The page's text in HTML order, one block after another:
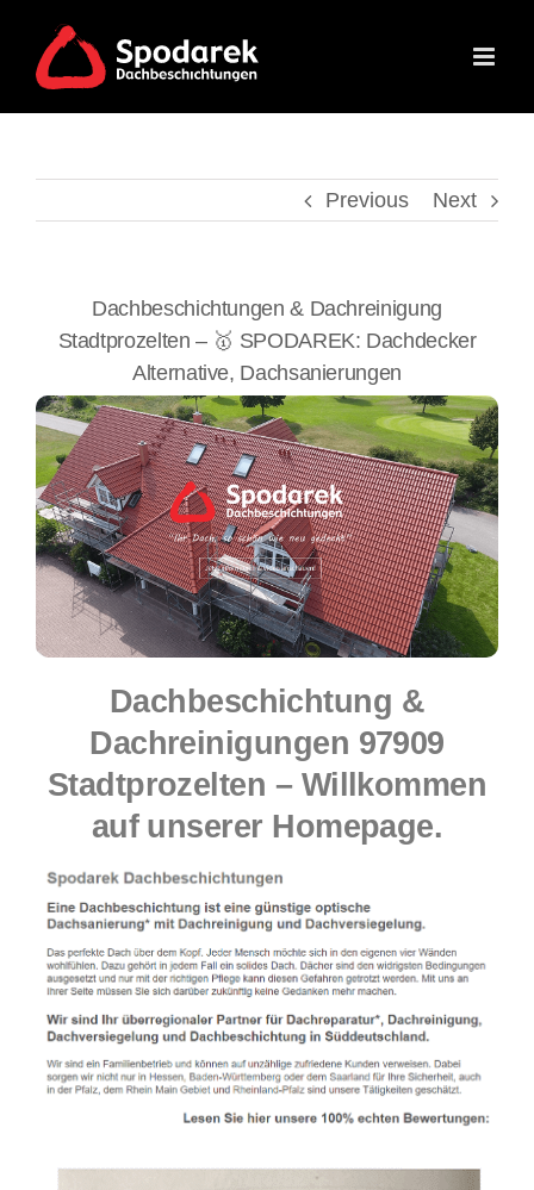
content
Previous Next
Dachbeschichtungen & Dachreinigung
Stadtprozelten – 🥇 SPODAREK: Dachdecker
Alternative, Dachsanierungen
Dachbeschichtung &
Dachreinigungen 97909
Stadtprozelten – Willkommen
auf unserer Homepage.